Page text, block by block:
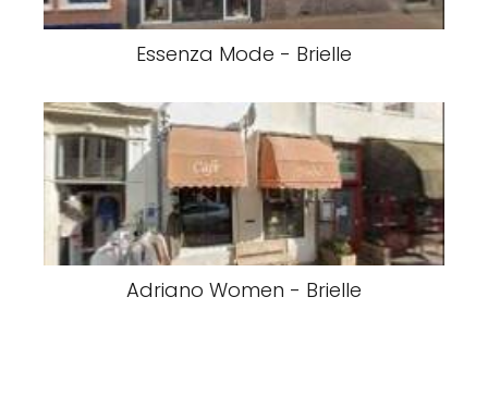
Essenza Mode - Brielle
Adriano Women - Brielle